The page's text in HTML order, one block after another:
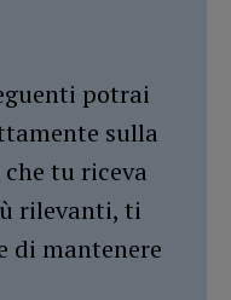
potrai
sulla
tu riceva
rilevanti, ti
di mantenere